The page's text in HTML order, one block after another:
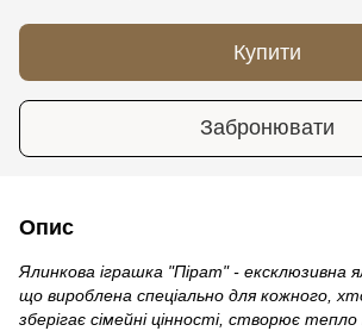
Купити
Забронювати
Опис
Ялинкова іграшка "Пірат" - ексклюзивна
що вироблена спеціально для кожного,
зберігає сімейні цінності, створює